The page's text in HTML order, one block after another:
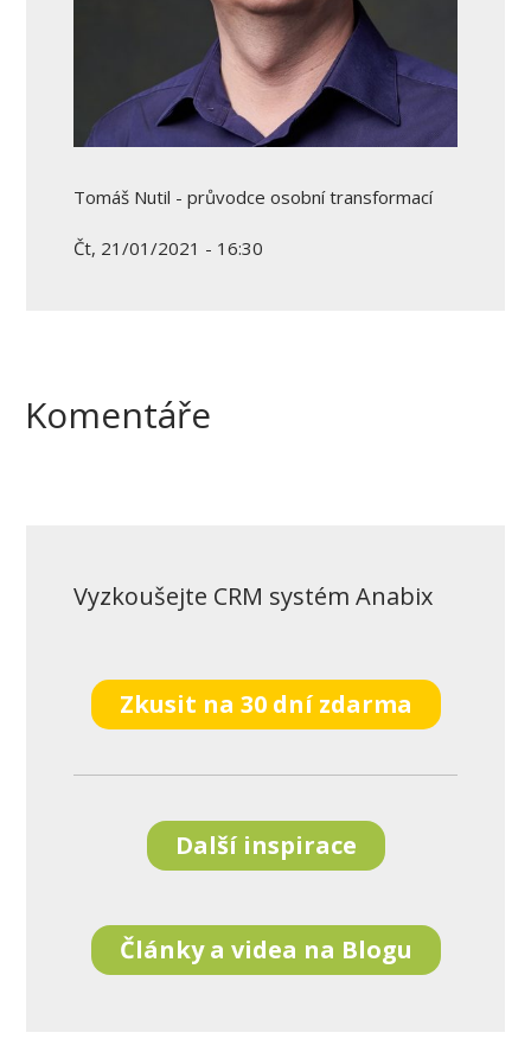
Tomáš Nutil - průvodce osobní transformací
Čt, 21/01/2021 - 16:30
Komentáře
Vyzkoušejte CRM systém Anabix
Zkusit na 30 dní zdarma
Další inspirace
Články a videa na Blogu